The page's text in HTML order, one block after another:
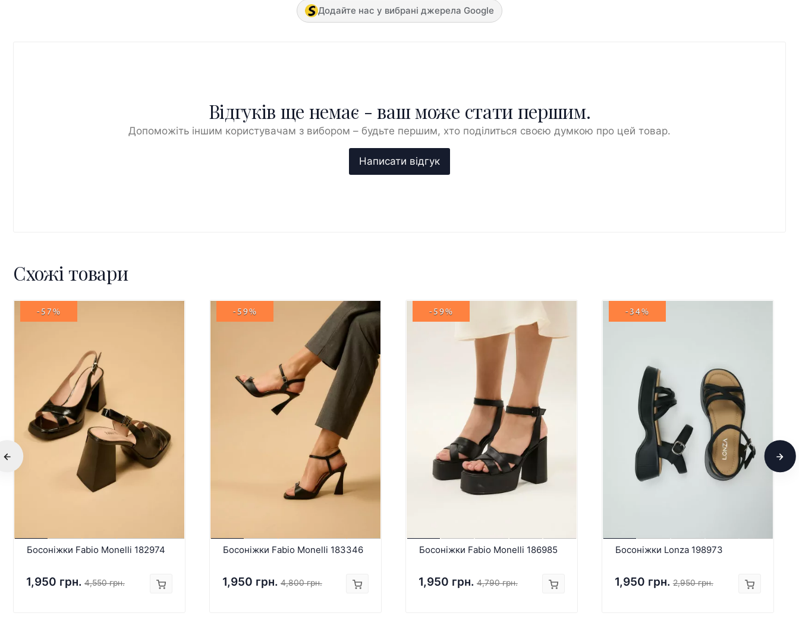
Додайте нас у вибрані джерела Google
Відгуків ще немає - ваш може стати першим.
Допоможіть іншим користувачам з вибором – будьте першим, хто поділиться своєю думкою про цей товар.
Схожі товари
-57%
Босоніжки Fabio Monelli 182974
1,950 грн. 4,550 грн.
-59%
Босоніжки Fabio Monelli 183346
1,950 грн. 4,800 грн.
-59%
Босоніжки Fabio Monelli 186985
1,950 грн. 4,790 грн.
-34%
Босоніжки Lonza 198973
1,950 грн. 2,950 грн.